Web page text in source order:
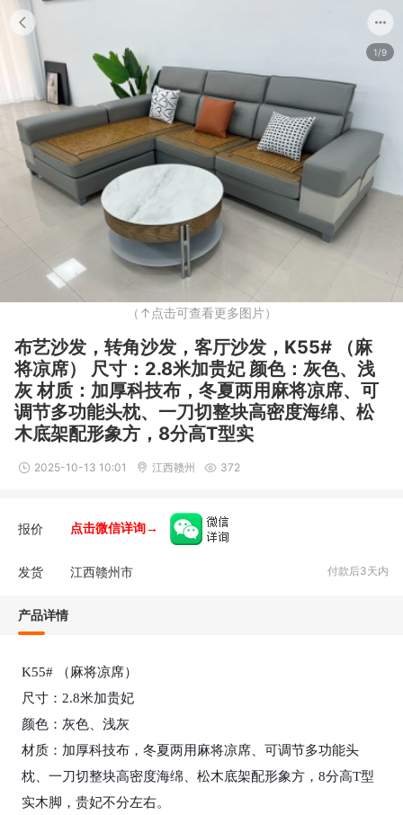
1/9
（↑点击可查看更多图片）
布艺沙发，转角沙发，客厅沙发，K55# （麻
将凉席） 尺寸：2.8米加贵妃 颜色：灰色、浅
灰 材质：加厚科技布，冬夏两用麻将凉席、可
调节多功能头枕、一刀切整块高密度海绵、松
木底架配形象方，8分高T型实
2025-10-13 10:01 江西赣州 372
报价 点击微信详询→
发货 江西赣州市 付款后3天内
产品详情
K55# （麻将凉席）
尺寸：2.8米加贵妃
颜色：灰色、浅灰
材质：加厚科技布，冬夏两用麻将凉席、可调节多功能头
枕、一刀切整块高密度海绵、松木底架配形象方，8分高T型
实木脚，贵妃不分左右。